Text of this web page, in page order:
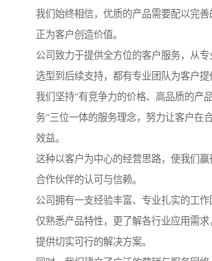
我们始终相信，优质的产品需要配以完
正为客户创造价值。
公司致力于提供全方位的客户服务，从
选型到后续支持，都有专业团队为客户提
我们坚持“有竞争力的价格、高品质的产
务”三位一体的服务理念，努力让客户在
效益。
这种以客户为中心的经营思路，使我们
合作伙伴的认可与信赖。
公司拥有一支经验丰富、专业扎实的工
仅熟悉产品特性，更了解各行业应用需求
提供切实可行的解决方案。